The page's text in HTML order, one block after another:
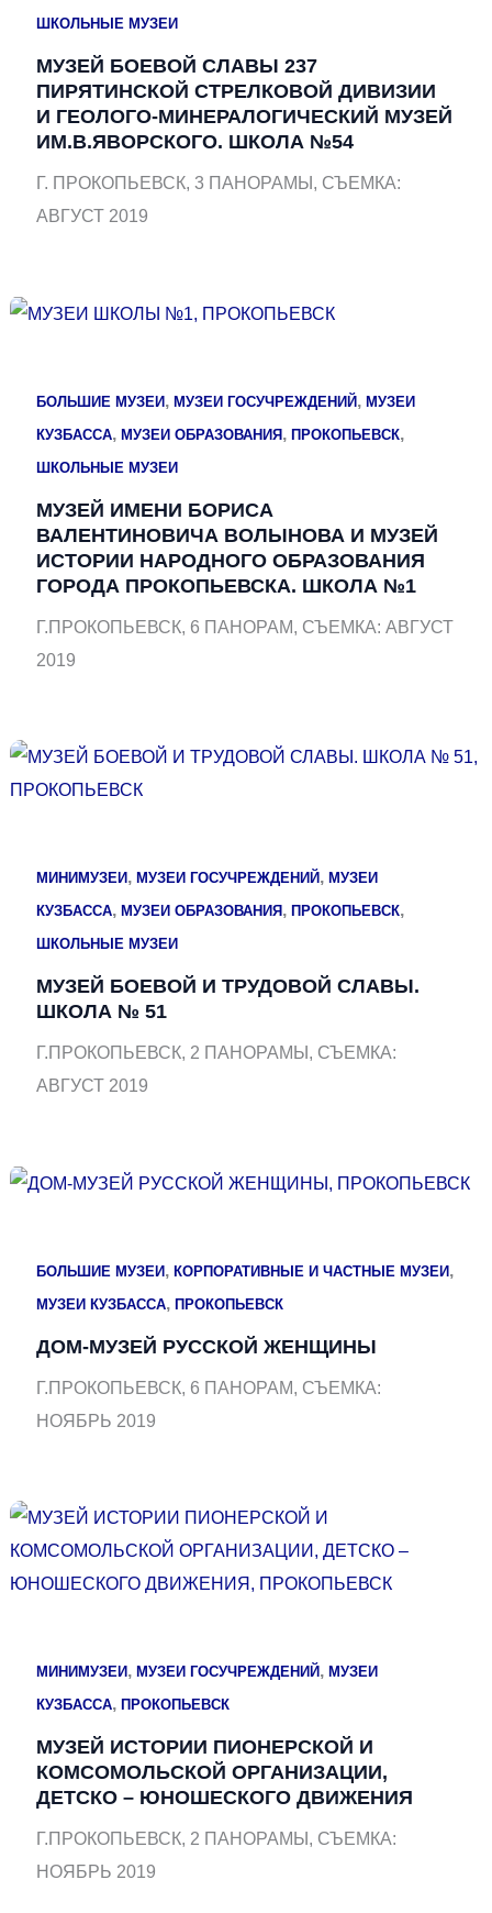
ШКОЛЬНЫЕ МУЗЕИ
МУЗЕЙ БОЕВОЙ СЛАВЫ 237
ПИРЯТИНСКОЙ СТРЕЛКОВОЙ ДИВИЗИИ
И ГЕОЛОГО-МИНЕРАЛОГИЧЕСКИЙ МУЗЕЙ
ИМ.В.ЯВОРСКОГО. ШКОЛА №54
Г. ПРОКОПЬЕВСК, 3 ПАНОРАМЫ, СЪЕМКА:
АВГУСТ 2019
БОЛЬШИЕ МУЗЕИ ,МУЗЕИ ГОСУЧРЕЖДЕНИЙ ,МУЗЕИ
КУЗБАССА,МУЗЕИ ОБРАЗОВАНИЯ ,ПРОКОПЬЕВСК,
ШКОЛЬНЫЕ МУЗЕИ
МУЗЕЙ ИМЕНИ БОРИСА
ВАЛЕНТИНОВИЧА ВОЛЫНОВА И МУЗЕЙ
ИСТОРИИ НАРОДНОГО ОБРАЗОВАНИЯ
ГОРОДА ПРОКОПЬЕВСКА. ШКОЛА №1
Г.ПРОКОПЬЕВСК, 6 ПАНОРАМ, СЪЕМКА: АВГУСТ
2019
МИНИМУЗЕИ ,МУЗЕИ ГОСУЧРЕЖДЕНИЙ ,МУЗЕИ
КУЗБАССА,МУЗЕИ ОБРАЗОВАНИЯ ,ПРОКОПЬЕВСК,
ШКОЛЬНЫЕ МУЗЕИ
МУЗЕЙ БОЕВОЙ И ТРУДОВОЙ СЛАВЫ.
ШКОЛА № 51
Г.ПРОКОПЬЕВСК, 2 ПАНОРАМЫ, СЪЕМКА:
АВГУСТ 2019
БОЛЬШИЕ МУЗЕИ ,КОРПОРАТИВНЫЕ И ЧАСТНЫЕ МУЗЕИ ,
МУЗЕИ КУЗБАССА,ПРОКОПЬЕВСК
ДОМ-МУЗЕЙ РУССКОЙ ЖЕНЩИНЫ
Г.ПРОКОПЬЕВСК, 6 ПАНОРАМ, СЪЕМКА:
НОЯБРЬ 2019
МИНИМУЗЕИ ,МУЗЕИ ГОСУЧРЕЖДЕНИЙ ,МУЗЕИ
КУЗБАССА,ПРОКОПЬЕВСК
МУЗЕЙ ИСТОРИИ ПИОНЕРСКОЙ И
КОМСОМОЛЬСКОЙ ОРГАНИЗАЦИИ,
ДЕТСКО – ЮНОШЕСКОГО ДВИЖЕНИЯ
Г.ПРОКОПЬЕВСК, 2 ПАНОРАМЫ, СЪЕМКА:
НОЯБРЬ 2019